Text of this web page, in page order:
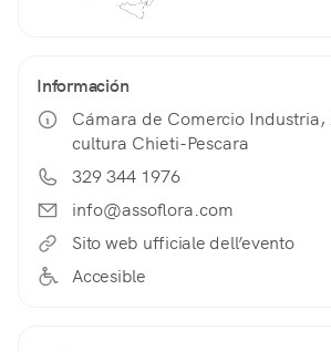
Información
Cámara de Comercio Industria,
cultura Chieti-Pescara
329 344 1976
info@assoflora.com
Sito web ufficiale dell’evento
Accesible